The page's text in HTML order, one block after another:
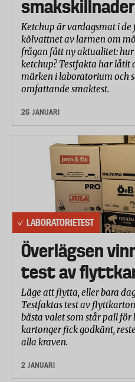
Ketchup är vardagsmat i de
kölvattnet av larmen om
frågan fått ny aktualitet:
ketchup? Testfakta har låtit
märken i laboratorium och
omfattande smaktest.
26 JANUARI
LABORATORIETEST
Överlägsen
test av
Läge att flytta, eller bara
Testfaktas test av
bästa valet som står pall
kartonger fick godkänt,
alla kraven.
2 JANUARI